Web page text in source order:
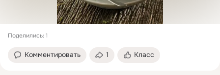
Поделились: 1
Комментировать 1 Класс